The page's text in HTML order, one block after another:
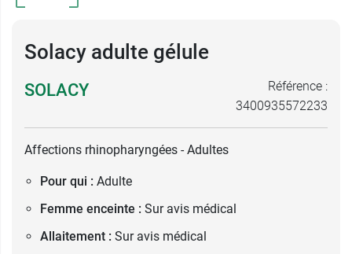
Solacy adulte gélule
SOLACY
Référence :
3400935572233
Affections rhinopharyngées - Adultes
Pour qui : Adulte
Femme enceinte : Sur avis médical
Allaitement : Sur avis médical